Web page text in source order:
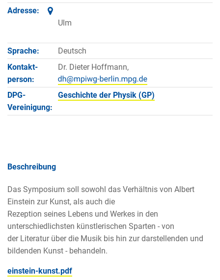
Adresse:
Ulm
Sprache:
Deutsch
Kontakt­
person:
Dr. Dieter Hoffmann,
DPG-
Vereinigung:
Geschichte der Physik (GP)
Beschreibung
Das Symposium soll sowohl das Verhältnis von Albert
Einstein zur Kunst, als auch die
Rezeption seines Lebens und Werkes in den
unterschiedlichsten künstlerischen Sparten - von
der Literatur über die Musik bis hin zur darstellenden und
bildenden Kunst - behandeln.
einstein-kunst.pdf